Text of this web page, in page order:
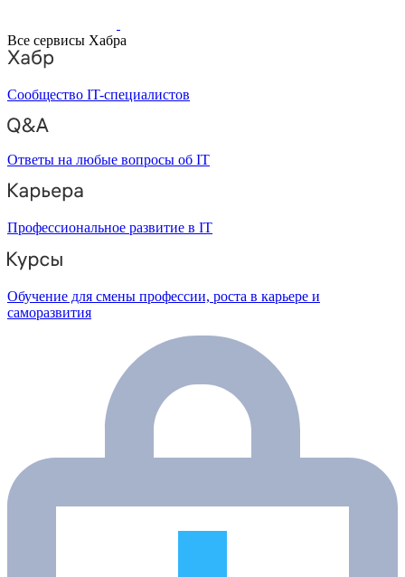
Все сервисы Хабра
Сообщество IT-специалистов
Ответы на любые вопросы об IT
Профессиональное развитие в IT
Обучение для смены профессии, роста в карьере и
саморазвития